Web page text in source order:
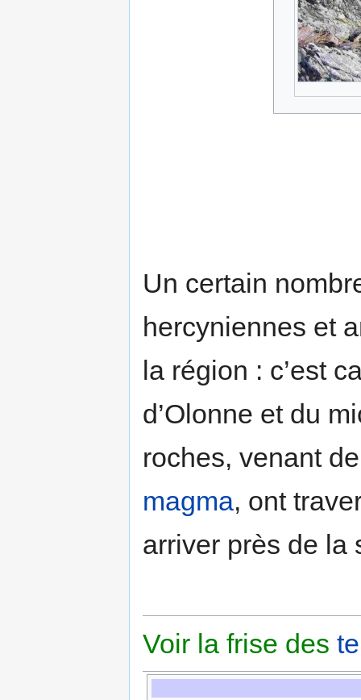
Un certain
hercyniennes et
la région : c’est
d’Olonne et du
roches, venant
magma, ont
arriver près de la
Voir la frise des